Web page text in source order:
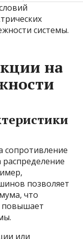
системы.
на
сопротивление
позволяет
что
повышает
или